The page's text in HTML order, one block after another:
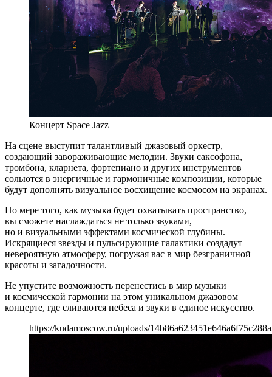
Концерт Space Jazz
На сцене выступит талантливый джазовый оркестр,
создающий завораживающие мелодии. Звуки саксофона,
тромбона, кларнета, фортепиано и других инструментов
сольются в энергичные и гармоничные композиции, которые
будут дополнять визуальное восхищение космосом на экранах.
По мере того, как музыка будет охватывать пространство,
вы сможете наслаждаться не только звуками,
но и визуальными эффектами космической глубины.
Искрящиеся звезды и пульсирующие галактики создадут
невероятную атмосферу, погружая вас в мир безграничной
красоты и загадочности.
Не упустите возможность перенестись в мир музыки
и космической гармонии на этом уникальном джазовом
концерте, где сливаются небеса и звуки в единое искусство.
https://kudamoscow.ru/uploads/